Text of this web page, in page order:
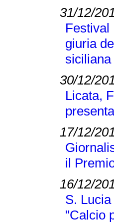
31/12/
Festival
giuria
siciliana
30/12/
Licata,
17/12/
il
16/12/
S.
"Calcio